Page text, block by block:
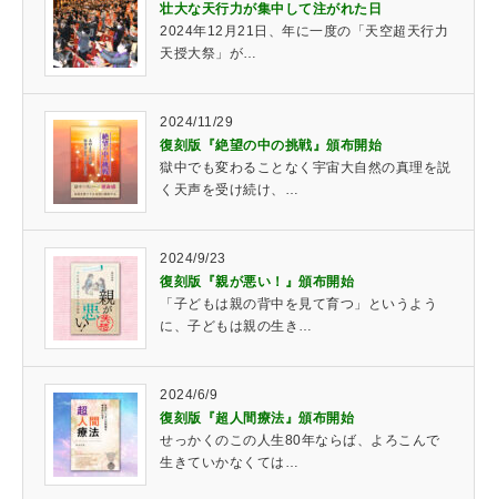
壮大な天行力が集中して注がれた日
2024年12月21日、年に一度の「天空超天行力
天授大祭」が…
2024/11/29
復刻版『絶望の中の挑戦』頒布開始
獄中でも変わることなく宇宙大自然の真理を説
く天声を受け続け、…
2024/9/23
復刻版『親が悪い！』頒布開始
「子どもは親の背中を見て育つ」というよう
に、子どもは親の生き…
2024/6/9
復刻版『超人間療法』頒布開始
せっかくのこの人生80年ならば、よろこんで
生きていかなくては…